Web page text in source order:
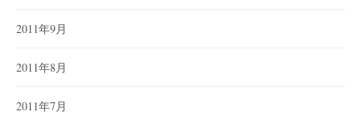
2011年9月
2011年8月
2011年7月